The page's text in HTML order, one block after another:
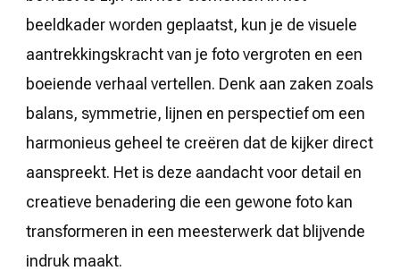
beeldkader worden geplaatst, kun je de visuele
aantrekkingskracht van je foto vergroten en een
boeiende verhaal vertellen. Denk aan zaken zoals
balans, symmetrie, lijnen en perspectief om een
harmonieus geheel te creëren dat de kijker direct
aanspreekt. Het is deze aandacht voor detail en
creatieve benadering die een gewone foto kan
transformeren in een meesterwerk dat blijvende
indruk maakt.